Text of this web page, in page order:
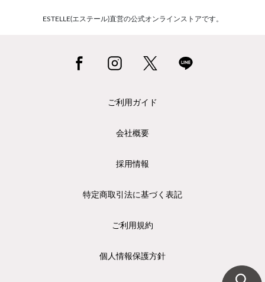
ESTELLE(エステール)直営の公式オンラインストアです。
ご利用ガイド
会社概要
採用情報
特定商取引法に基づく表記
ご利用規約
個人情報保護方針